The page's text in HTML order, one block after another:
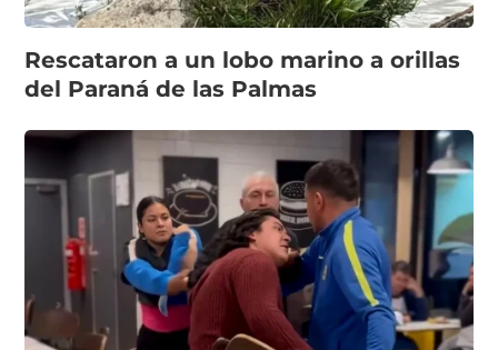
Rescataron a un lobo marino a orillas
del Paraná de las Palmas